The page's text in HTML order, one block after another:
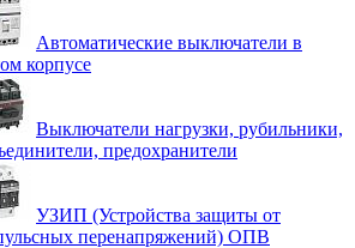
Автоматические выключатели в
корпусе
Выключатели нагрузки, рубильники,
предохранители
УЗИП (Устройства защиты от
перенапряжений) ОПВ